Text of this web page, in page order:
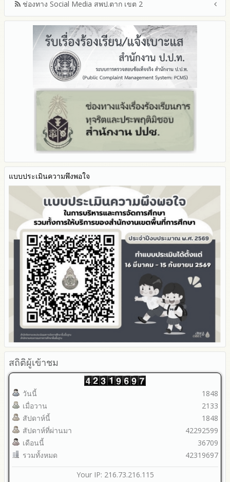
มาตรการเผยแพร่ข้อมูลต่อสาธารณะ
มาตรการส่งเสริมความโปร่งใสในการจัดซื้อจัดจ้าง
มาตราการจัดการเรื่องร้องเรียนการทุจริต
มาตรการป้องกันการรับสินบน
มาตรการป้องกันการขัดกันระหว่างผลประโยชน์ส่วนตนกับส่วนรวม
มาตรการตรวจสอบการใช้ดุลพินิจ
มาตราการให้ผู้มีส่วนได้ส่วนเสียมีส่วนร่วม
ช่องทาง Social Media สพป.ตาก เขต 2
Q&A / ชมเชย / เสนอแนะ
Facebook เพจ สพป.ตาก 2
Youtube ช่อง สพป.ตาก เขต 2
Youtube เรื่องเล่าข่าวตาก 2
แบบประเมินความพึงพอใจ
สถิติผู้เข้าชม
วันนี้
เมื่อวาน
สัปดาห์นี้
สัปดาห์ที่ผ่านมา
เดือนนี้
รวมทั้งหมด
1848
2133
1848
42292599
36709
42319697
Your IP: 216.73.216.115